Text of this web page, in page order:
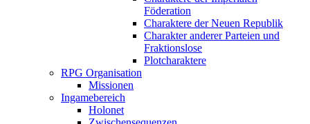
Föderation
Charaktere der Neuen Republik
Charakter anderer Parteien und
Fraktionslose
Plotcharaktere
RPG Organisation
Missionen
Ingamebereich
Holonet